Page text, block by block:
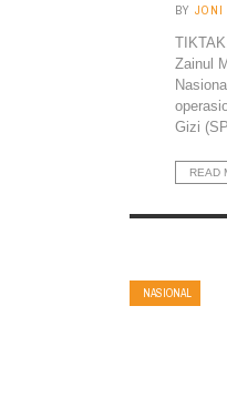
BY JONI
Zainul
Gizi
READ
NASIONAL